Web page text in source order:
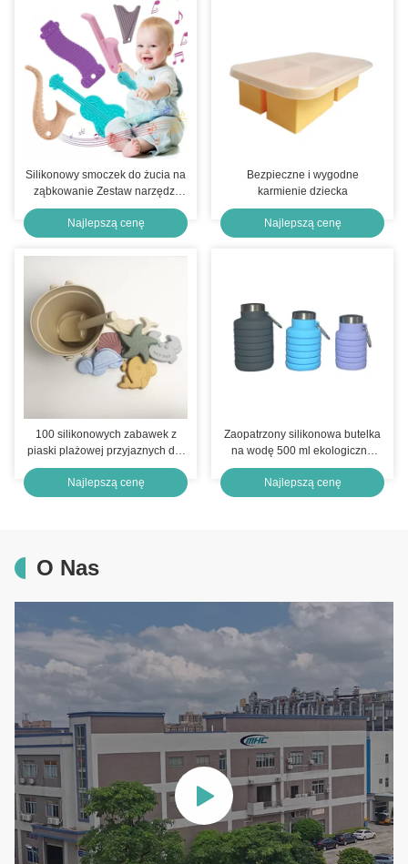
Silikonowy smoczek do żucia na
ząbkowanie Zestaw narzędzi
Miękkie zabawki do smoczków
Najlepszą cenę
Bezpieczne i wygodne
karmienie dziecka
Najlepszą cenę
100 silikonowych zabawek z
piaski plażowej przyjaznych dla
środowiska
Najlepszą cenę
Zaopatrzony silikonowa butelka
na wodę 500 ml ekologiczne
składane butelki na wodę
Najlepszą cenę
O Nas